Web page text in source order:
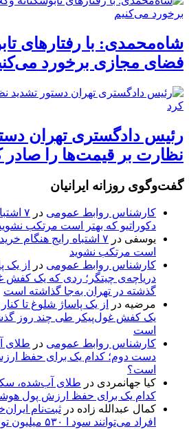
شاه‌محمدی: با رفتارهای
فضای مجازی برخورد
رئیس دادگستری تهران
نظارت بر قیمت‌ها را صادر
گفت‌وگوی روزانه ایرانیان
کارشناس روابط عمومی در
۷
دکوراتیو که بهتر است مرتکب
یوسفی در
۷ اشتباه رایج هنگام
است مرتکب نشوید
کارشناس روابط عمومی در
از یک
دریاچه‌ی چیتگر؛ ردی که یک کفش
گذشته در تهران به‌جا گذاشته است
مرضیه در
از یک پاساژ شلوغ تا
یک کفش غول‌پیکر طی چند روز
است
کارشناس روابط عمومی در طلای
دست دوم؛ کدام یک برای حفظ
است؟
کیا جهانمردی در طلای آب‌شده،
کدام یک برای حفظ ارزش پول
کمال عبدالله زاده در
افراد می‌توانند